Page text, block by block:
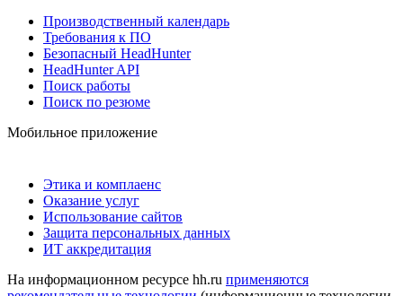
Производственный календарь
Требования к ПО
Безопасный HeadHunter
HeadHunter API
Поиск работы
Поиск по резюме
Мобильное приложение
Этика и комплаенс
Оказание услуг
Использование сайтов
Защита персональных данных
ИТ аккредитация
На информационном ресурсе hh.ru применяются